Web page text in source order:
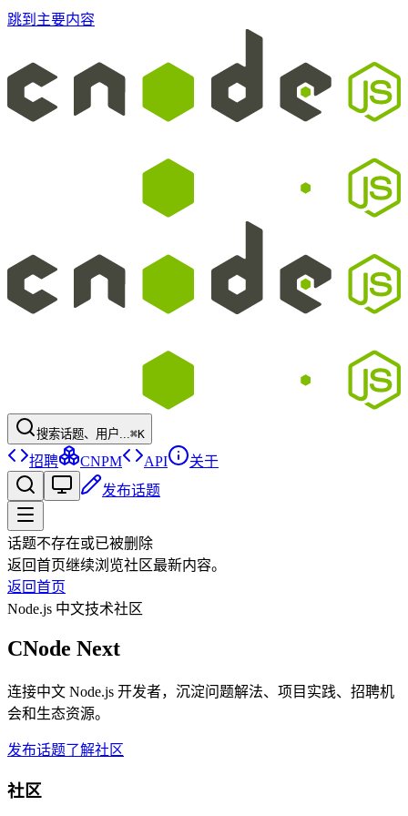
跳到主要内容
搜索话题、用户...⌘K
招聘 CNPM API
关于
发布话题
话题不存在或已被删除
返回首页继续浏览社区最新内容。
返回首页
Node.js 中文技术社区
CNode Next
连接中文 Node.js 开发者，沉淀问题解法、项目实践、招聘机
会和生态资源。
发布话题了解社区
社区